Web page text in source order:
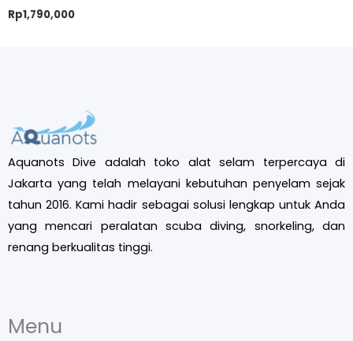
Rp1,790,000
Aquanots Dive adalah toko alat selam terpercaya di
Jakarta yang telah melayani kebutuhan penyelam sejak
tahun 2016. Kami hadir sebagai solusi lengkap untuk Anda
yang mencari peralatan scuba diving, snorkeling, dan
renang berkualitas tinggi.
Menu